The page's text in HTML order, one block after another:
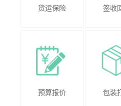
货运保险 签收
预算报价 包装